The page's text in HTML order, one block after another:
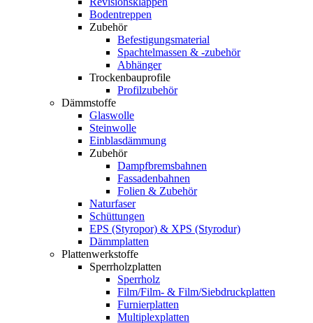
Bodentreppen
Zubehör
Befestigungsmaterial
Spachtelmassen & -zubehör
Abhänger
Trockenbauprofile
Profilzubehör
Dämmstoffe
Glaswolle
Steinwolle
Einblasdämmung
Zubehör
Dampfbremsbahnen
Fassadenbahnen
Folien & Zubehör
Naturfaser
Schüttungen
EPS (Styropor) & XPS (Styrodur)
Dämmplatten
Plattenwerkstoffe
Sperrholzplatten
Sperrholz
Film/Film- & Film/Siebdruckplatten
Furnierplatten
Multiplexplatten